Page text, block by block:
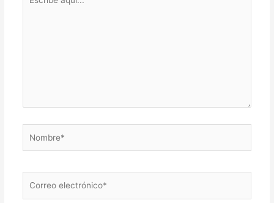
aquí...
electrónico*